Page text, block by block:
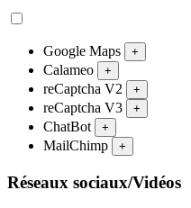
Google Maps +
Calameo +
reCaptcha V2 +
reCaptcha V3 +
ChatBot +
MailChimp +
Réseaux sociaux/Vidéos